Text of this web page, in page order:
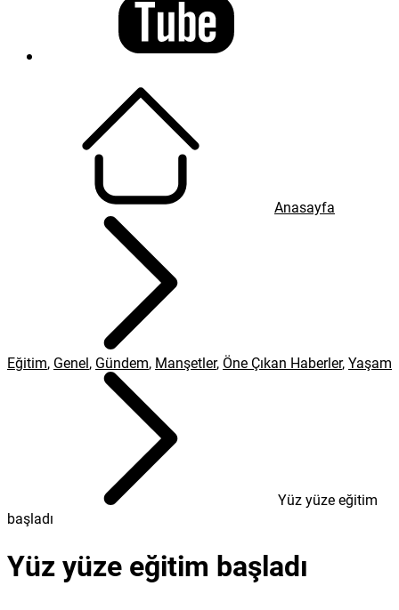
Anasayfa
Eğitim, Genel, Gündem, Manşetler, Öne Çıkan Haberler,Yaşam
Yüz yüze eğitim
başladı
Yüz yüze eğitim başladı